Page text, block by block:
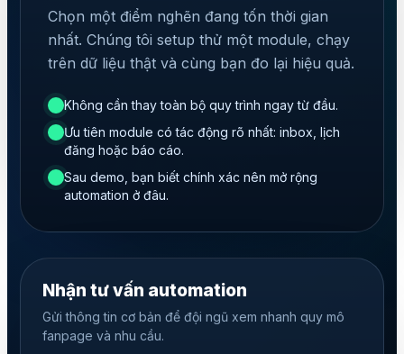
Chọn một điểm nghẽn đang tốn thời gian
nhất. Chúng tôi setup thử một module, chạy
trên dữ liệu thật và cùng bạn đo lại hiệu quả.
Không cần thay toàn bộ quy trình ngay từ đầu.
Ưu tiên module có tác động rõ nhất: inbox, lịch
đăng hoặc báo cáo.
Sau demo, bạn biết chính xác nên mở rộng
automation ở đâu.
Nhận tư vấn automation
Gửi thông tin cơ bản để đội ngũ xem nhanh quy mô
fanpage và nhu cầu.